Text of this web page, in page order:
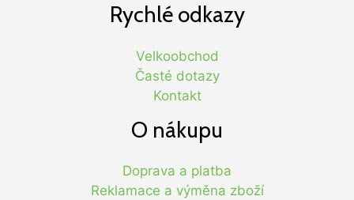
Rychlé odkazy
Velkoobchod
Časté dotazy
Kontakt
O nákupu
Doprava a platba
Reklamace a výměna zboží